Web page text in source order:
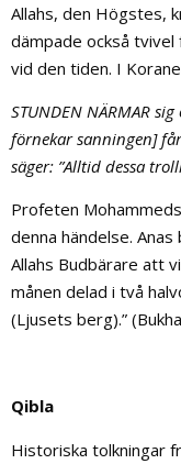
Allahs, den Högstes,
dämpade också
vid den tiden. I
STUNDEN NÄRMAR
förnekar sanningen]
säger: ”Alltid dessa
Profeten
denna händelse.
Allahs Budbärare att
månen delad i två
(Ljusets berg).”
Qibla
Historiska tolkningar